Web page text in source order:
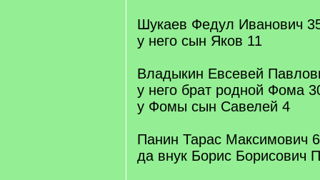
Шукаев Федул Иванович
у него сын Яков 11
Владыкин Евсевей
у него брат родной Фома
у Фомы сын Савелей 4
Панин Тарас Максимович
да внук Борис Борисович